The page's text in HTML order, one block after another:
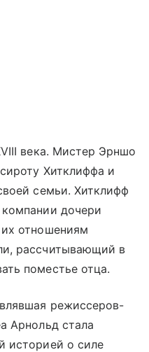
века. Мистер Эрншо
Хитклиффа и
семьи. Хитклифф
дочери
отношениям
рассчитывающий в
поместье отца.
режиссеров-
Арнольд стала
историей о силе